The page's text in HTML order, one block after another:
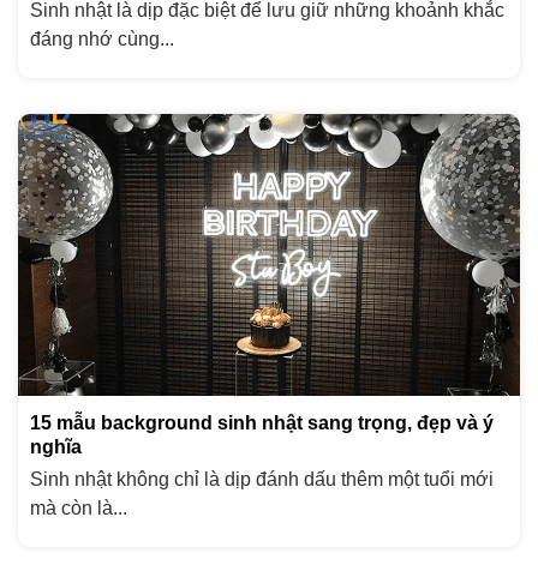
Sinh nhật là dịp đặc biệt để lưu giữ những khoảnh khắc
đáng nhớ cùng...
15 mẫu background sinh nhật sang trọng, đẹp và ý
nghĩa
Sinh nhật không chỉ là dịp đánh dấu thêm một tuổi mới
mà còn là...